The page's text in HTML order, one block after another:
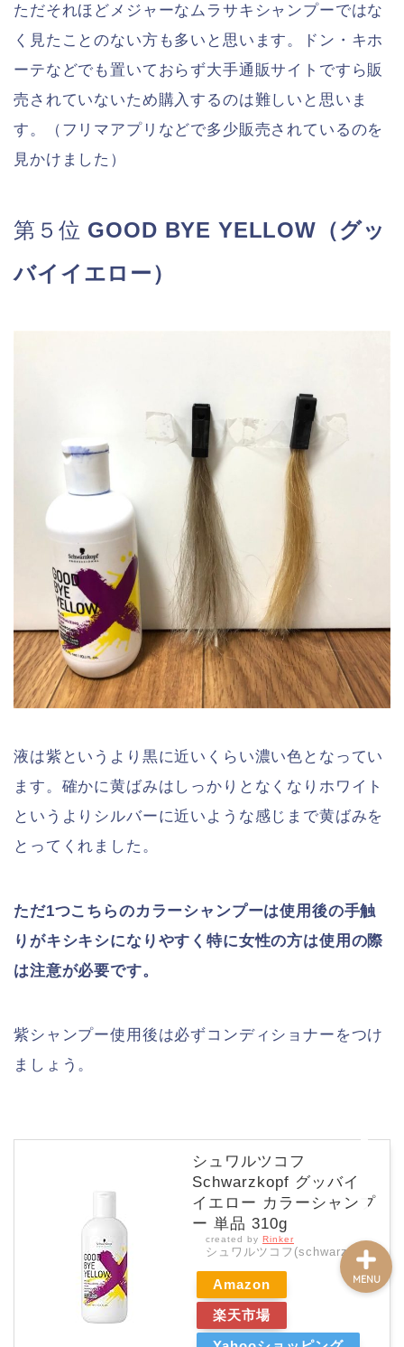
ただそれほどメジャーなムラサキシャンプーではな
く見たことのない方も多いと思います。ドン・キホ
ーテなどでも置いておらず大手通販サイトですら販
売されていないため購入するのは難しいと思いま
す。（フリマアプリなどで多少販売されているのを
見かけました）
第５位 GOOD BYE YELLOW（グッ
バイイエロー）
液は紫というより黒に近いくらい濃い色となってい
ます。確かに黄ばみはしっかりとなくなりホワイト
というよりシルバーに近いような感じまで黄ばみを
とってくれました。
ただ1つこちらのカラーシャンプーは使用後の手触
りがキシキシになりやすく特に女性の方は使用の際
は注意が必要です。
紫シャンプー使用後は必ずコンディショナーをつけ
ましょう。
シュワルツコフ
Schwarzkopf グッバイ
イエロー カラーシャンプ
ー 単品 310g
created by Rinker
シュワルツコフ(schwarzkopf)
Amazon
楽天市場
MENU
お問い合わせフォーム